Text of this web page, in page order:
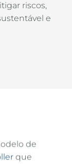
riscos,
e
de
que